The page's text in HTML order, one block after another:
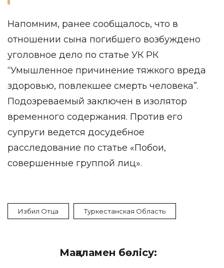
Напомним, ранее сообщалось, что в
отношении сына погибшего возбуждено
уголовное дело по статье УК РК
“Умышленное причинение тяжкого вреда
здоровью, повлекшее смерть человека”.
Подозреваемый заключен в изолятор
временного содержания. Против его
супруги ведется досудебное
расследование по статье «Побои,
совершенные группой лиц».
Избил Отца Туркестанская Область
Мақаламен бөлісу: